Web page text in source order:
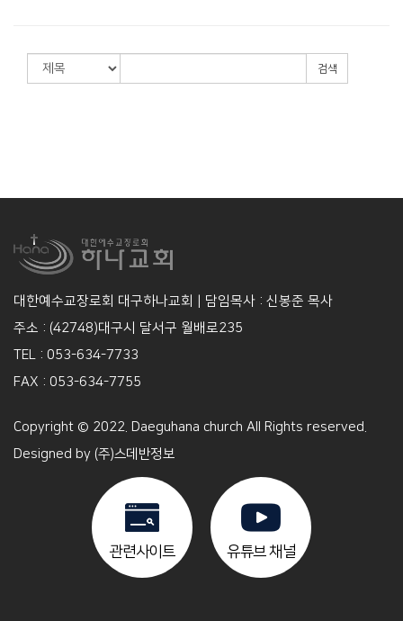
검색
대한예수교장로회 대구하나교회 | 담임목사 : 신봉준 목사
주소 : (42748)대구시 달서구 월배로235
TEL : 053-634-7733
FAX : 053-634-7755
Copyright © 2022. Daeguhana church All Rights reserved.
Designed by (주)스데반정보
관련사이트 유튜브 채널